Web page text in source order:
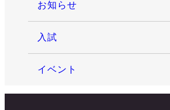
お知らせ
入試
イベント